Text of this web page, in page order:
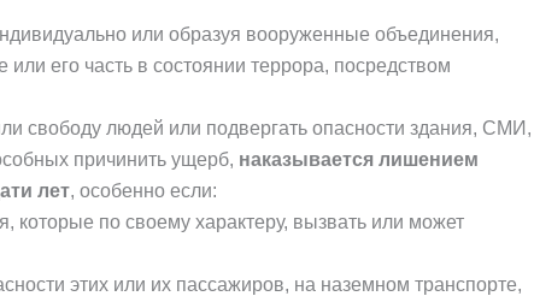
или образуя вооруженные объединения,
его часть в состоянии террора, посредством
свободу людей или подвергать опасности здания, СМИ,
причинить ущерб, наказывается лишением
лет, особенно если:
по своему характеру, вызвать или может
этих или их пассажиров, на наземном транспорте,